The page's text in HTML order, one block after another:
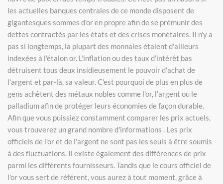
les actuelles banques centrales de ce monde disposent de
gigantesques sommes d'or en propre afin de se prémunir des
dettes contractés par les états et des crises monétaires. Il n'y a
pas si longtemps, la plupart des monnaies étaient d'ailleurs
indexées à l'étalon or. L'inflation ou des taux d’intérêt bas
détruisent tous deux insidieusement le pouvoir d'achat de
l'argent et par-là, sa valeur. C'est pourquoi de plus en plus de
gens achètent des métaux nobles comme l'or, l'argent ou le
palladium afin de protéger leurs économies de façon durable.
Afin que vous puissiez constamment comparer les prix actuels,
vous trouverez un grand nombre d'informations . Les prix
officiels de l'or et de l'argent ne sont pas les seuls à être soumis
à des fluctuations. Il existe également des différences de prix
parmi les différents fournisseurs. Tandis que le cours officiel de
l'or vous sert de référent, vous aurez à tout moment, grâce à